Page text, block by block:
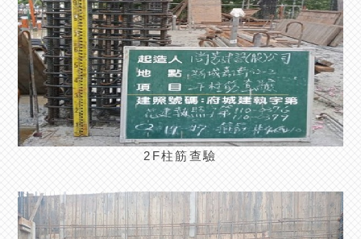
2F柱筋查驗